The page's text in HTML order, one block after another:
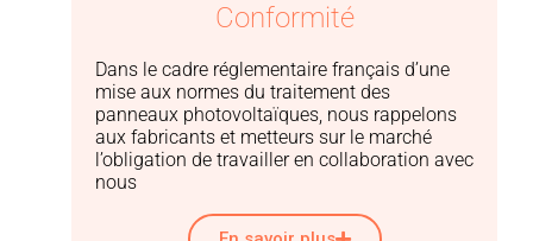
Conformité
Dans le cadre réglementaire français d’une
mise aux normes du traitement des
panneaux photovoltaïques, nous rappelons
aux fabricants et metteurs sur le marché
l’obligation de travailler en collaboration avec
nous